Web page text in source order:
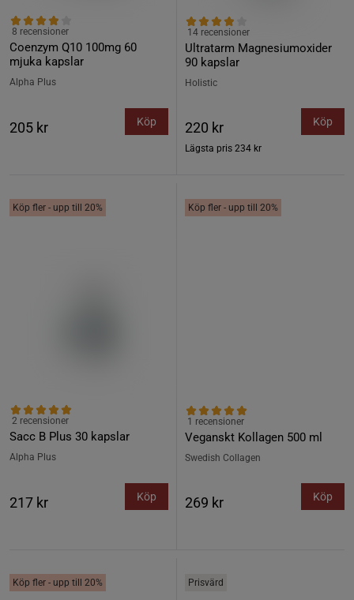
Coenzym Q10 100mg 60
mjuka kapslar
8 recensioner
Alpha Plus
205 kr Köp
Ultratarm Magnesiumoxider
90 kapslar
14 recensioner
Holistic
220 kr
Lägsta pris 234 kr
Köp
Köp fler - upp till 20%
Sacc B Plus 30 kapslar
2 recensioner
Alpha Plus
217 kr Köp
Köp fler - upp till 20%
Veganskt Kollagen 500 ml
1 recensioner
Swedish Collagen
269 kr Köp
Köp fler - upp till 20% Prisvärd